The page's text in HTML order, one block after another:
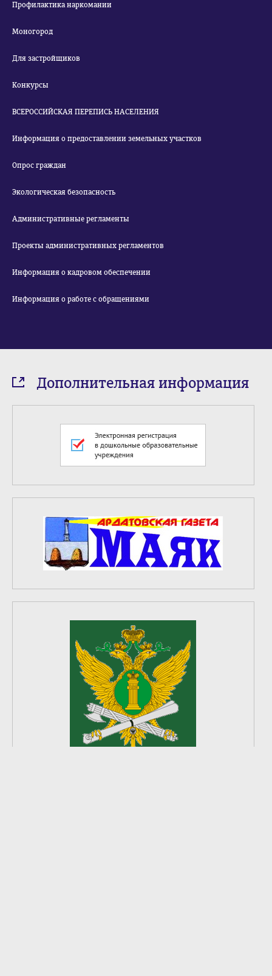
Профилактика наркомании
Моногород
Для застройщиков
Конкурсы
ВСЕРОССИЙСКАЯ ПЕРЕПИСЬ НАСЕЛЕНИЯ
Информация о предоставлении земельных участков
Опрос граждан
Экологическая безопасность
Административные регламенты
Проекты административных регламентов
Информация о кадровом обеспечении
Информация о работе с обращениями
Дополнительная информация